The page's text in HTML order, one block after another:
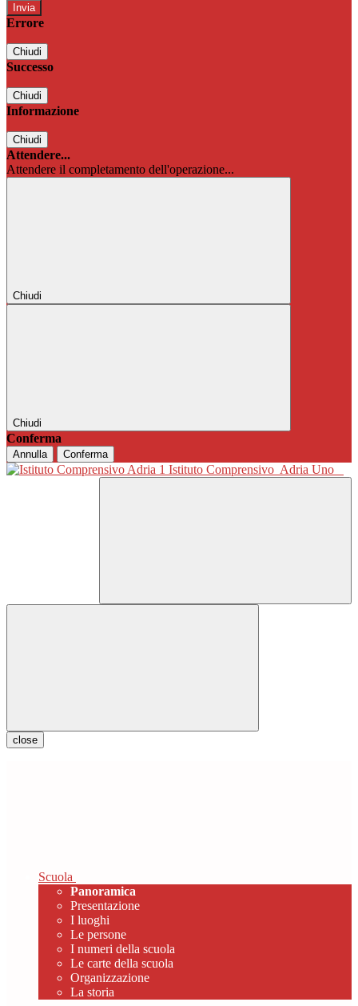
Errore
Chiudi
Successo
Chiudi
Informazione
Chiudi
Attendere...
Attendere il completamento dell'operazione...
Chiudi
Chiudi
Conferma
Annulla Conferma
Istituto Comprensivo Adria Uno
close
Scuola
Panoramica
Presentazione
I luoghi
Le persone
I numeri della scuola
Le carte della scuola
Organizzazione
La storia